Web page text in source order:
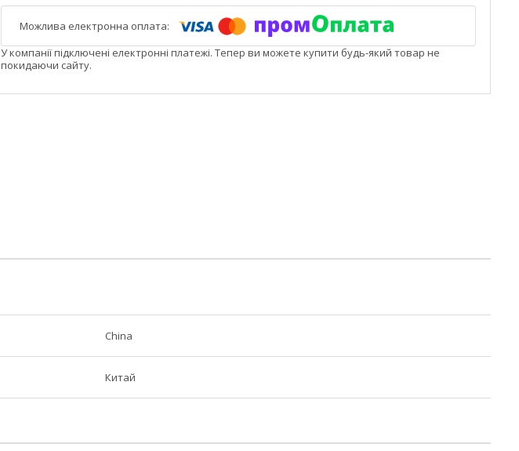
У компанії підключені електронні платежі. Тепер ви можете купити будь-який товар не
покидаючи сайту.
China
Китай